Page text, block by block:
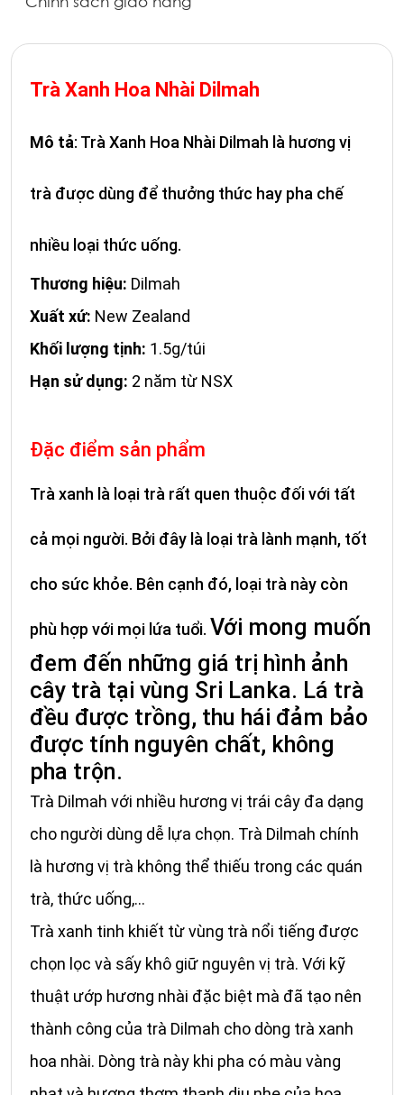
Trà Xanh Hoa Nhài Dilmah
Mô tả: Trà Xanh Hoa Nhài Dilmah là hương vị
trà được dùng để thưởng thức hay pha chế
nhiều loại thức uống.
Thương hiệu: Dilmah
Xuất xứ: New Zealand
Khối lượng tịnh: 1.5g/túi
Hạn sử dụng: 2 năm từ NSX
Đặc điểm sản phẩm
Trà xanh là loại trà rất quen thuộc đối với tất
cả mọi người. Bởi đây là loại trà lành mạnh, tốt
cho sức khỏe. Bên cạnh đó, loại trà này còn
phù hợp với mọi lứa tuổi. Với mong muốn
đem đến những giá trị hình ảnh
cây trà tại vùng Sri Lanka. Lá trà
đều được trồng, thu hái đảm bảo
được tính nguyên chất, không
pha trộn.
Trà Dilmah với nhiều hương vị trái cây đa dạng
cho người dùng dễ lựa chọn. Trà Dilmah chính
là hương vị trà không thể thiếu trong các quán
trà, thức uống,...
Trà xanh tinh khiết từ vùng trà nổi tiếng được
chọn lọc và sấy khô giữ nguyên vị trà. Với kỹ
thuật ướp hương nhài đặc biệt mà đã tạo nên
thành công của trà Dilmah cho dòng trà xanh
hoa nhài. Dòng trà này khi pha có màu vàng